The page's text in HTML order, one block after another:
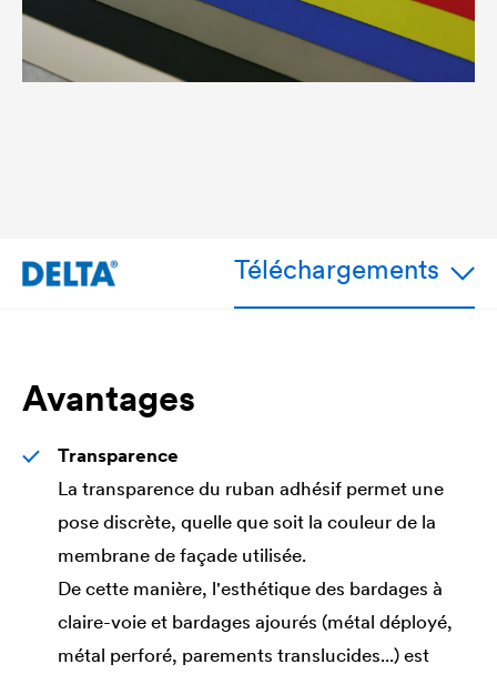
Téléchargements
Avantages
Transparence
La transparence du ruban adhésif permet une
pose discrète, quelle que soit la couleur de la
membrane de façade utilisée.
De cette manière, l'esthétique des bardages à
claire-voie et bardages ajourés (métal déployé,
métal perforé, parements translucides...) est